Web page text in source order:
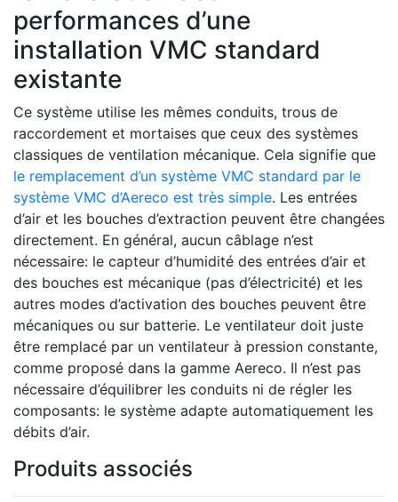
performances d’une
installation VMC standard
existante
Ce système utilise les mêmes conduits, trous de
raccordement et mortaises que ceux des systèmes
classiques de ventilation mécanique. Cela signifie que
le remplacement d’un système VMC standard par le
système VMC d’Aereco est très simple. Les entrées
d’air et les bouches d’extraction peuvent être changées
directement. En général, aucun câblage n’est
nécessaire: le capteur d’humidité des entrées d’air et
des bouches est mécanique (pas d’électricité) et les
autres modes d’activation des bouches peuvent être
mécaniques ou sur batterie. Le ventilateur doit juste
être remplacé par un ventilateur à pression constante,
comme proposé dans la gamme Aereco. Il n’est pas
nécessaire d’équilibrer les conduits ni de régler les
composants: le système adapte automatiquement les
débits d’air.
Produits associés